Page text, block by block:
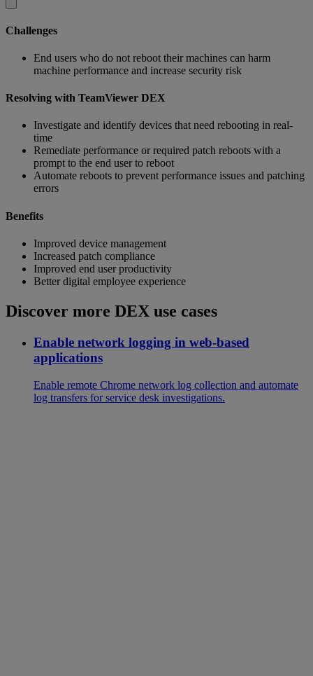
Challenges
End users who do not reboot their machines can harm
machine performance and increase security risk
Resolving with TeamViewer DEX
Investigate and identify devices that need rebooting in real-
time
Remediate performance or required patch reboots with a
prompt to the end user to reboot
Automate reboots to prevent performance issues and patching
errors
Benefits
Improved device management
Increased patch compliance
Improved end user productivity
Better digital employee experience
Discover more DEX use cases
Enable network logging in web-based
applications
Enable remote Chrome network log collection and automate
log transfers for service desk investigations.